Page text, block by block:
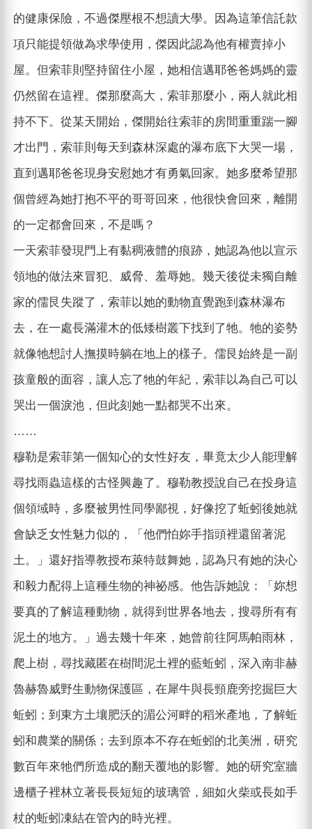
的健康保險，不過傑壓根不想讀大學。因為這筆信託款
項只能提領做為求學使用，傑因此認為他有權賣掉小
屋。但索菲則堅持留住小屋，她相信邁耶爸爸媽媽的靈
仍然留在這裡。傑那麼高大，索菲那麼小，兩人就此相
持不下。從某天開始，傑開始往索菲的房間重重踹一腳
才出門，索菲則每天到森林深處的瀑布底下大哭一場，
直到邁耶爸爸現身安慰她才有勇氣回家。她多麼希望那
個曾經為她打抱不平的哥哥回來，他很快會回來，離開
的一定都會回來，不是嗎？
一天索菲發現門上有黏稠液體的痕跡，她認為他以宣示
領地的做法來冒犯、威脅、羞辱她。幾天後從未獨自離
家的儒艮失蹤了，索菲以她的動物直覺跑到森林瀑布
去，在一處長滿灌木的低矮樹叢下找到了牠。牠的姿勢
就像牠想討人撫摸時躺在地上的樣子。儒艮始終是一副
孩童般的面容，讓人忘了牠的年紀，索菲以為自己可以
哭出一個淚池，但此刻她一點都哭不出來。
……
穆勒是索菲第一個知心的女性好友，畢竟太少人能理解
尋找雨蟲這樣的古怪興趣了。穆勒教授說自己在投身這
個領域時，多麼被男性同學鄙視，好像挖了蚯蚓後她就
會缺乏女性魅力似的，「他們怕妳手指頭裡還留著泥
土。」還好指導教授布萊特鼓舞她，認為只有她的決心
和毅力配得上這種生物的神祕感。他告訴她說：「妳想
要真的了解這種動物，就得到世界各地去，搜尋所有有
泥土的地方。」過去幾十年來，她曾前往阿馬帕雨林，
爬上樹，尋找藏匿在樹間泥土裡的藍蚯蚓，深入南非赫
魯赫魯威野生動物保護區，在犀牛與長頸鹿旁挖掘巨大
蚯蚓；到東方土壤肥沃的湄公河畔的稻米產地，了解蚯
蚓和農業的關係；去到原本不存在蚯蚓的北美洲，研究
數百年來牠們所造成的翻天覆地的影響。她的研究室牆
邊櫃子裡林立著長長短短的玻璃管，細如火柴或長如手
杖的蚯蚓凍結在管內的時光裡。